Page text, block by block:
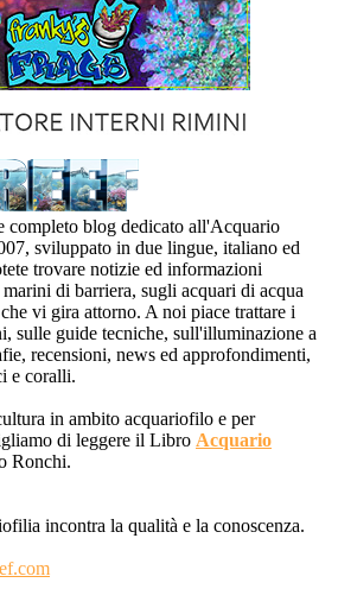
completo blog dedicato all'Acquario
sviluppato in due lingue, italiano ed
trovare notizie ed informazioni
di barriera, sugli acquari di acqua
vi gira attorno. A noi piace trattare i
sulle guide tecniche, sull'illuminazione a
recensioni, news ed approfondimenti,
e coralli.
in ambito acquariofilo e per
di leggere il Libro Acquario
Ronchi.
incontra la qualità e la conoscenza.